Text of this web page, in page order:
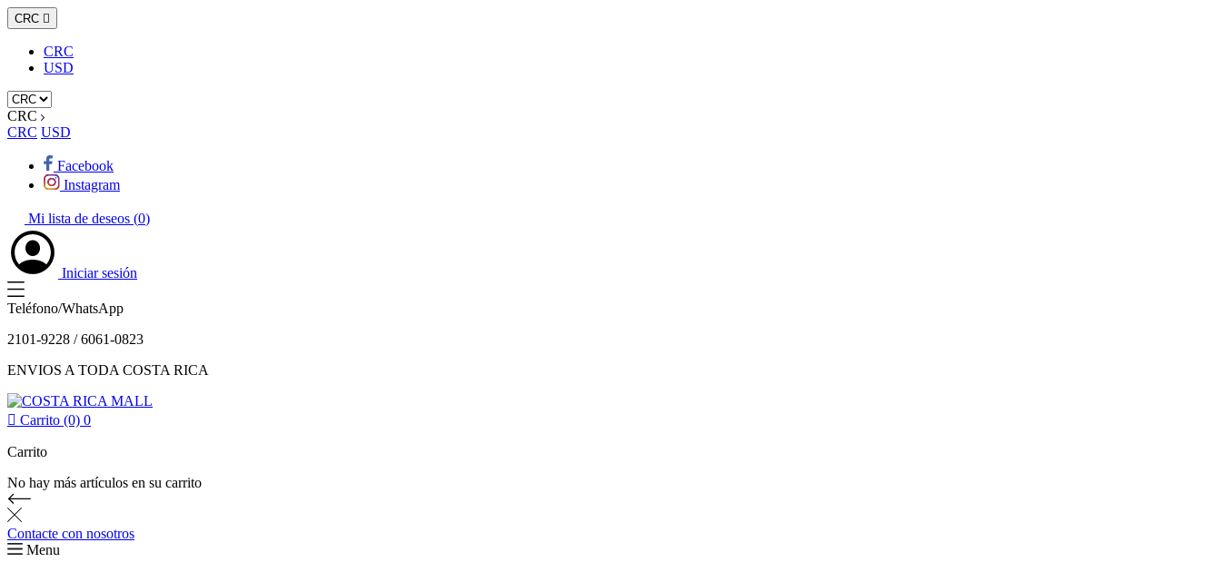
CRC 
CRC
USD
CRC
CRC USD
Facebook
Instagram
Mi lista de deseos (0)
Iniciar sesión
Teléfono/WhatsApp
2101-9228 / 6061-0823
ENVIOS A TODA COSTA RICA
 Carrito (0) 0
Carrito
No hay más artículos en su carrito
Contacte con nosotros
Menu